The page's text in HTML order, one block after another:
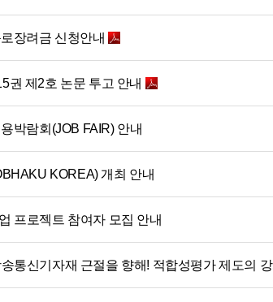
장려금 신청안내
권 제2호 논문 투고 안내
박람회(JOB FAIR) 안내
KOREA) 개최 안내
프로젝트 참여자 모집 안내
통신기자재 근절을 향해! 적합성평가 제도의